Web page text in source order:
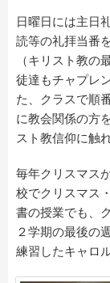
日曜日には主日
読等の礼拝当番
（キリスト教の
徒達もチャプレ
た、クラスで順
に教会関係の方
スト教信仰に触
毎年クリスマス
校でクリスマス
書の授業でも、
２学期の最後の
練習したキャロ